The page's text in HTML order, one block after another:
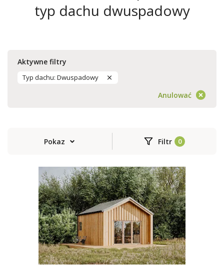
typ dachu dwuspadowy
Aktywne filtry
Typ dachu: Dwuspadowy
Anulować
Pokaz Filtr